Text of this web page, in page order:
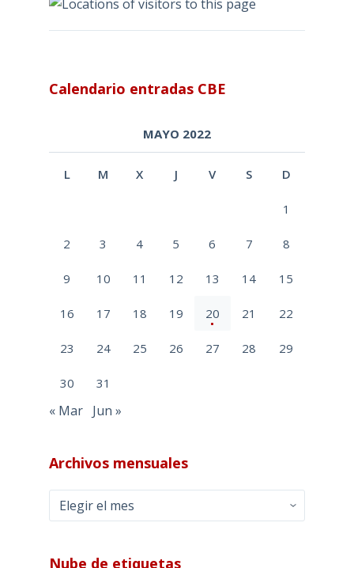
Calendario entradas CBE
MAYO 2022
L M X J V S D
1
2 3 4 5 6 7 8
9 10 11 12 13 14 15
16 17 18 19 20 21 22
23 24 25 26 27 28 29
30 31
« Mar Jun »
Archivos mensuales
Archivos
mensuales
Nube de etiquetas